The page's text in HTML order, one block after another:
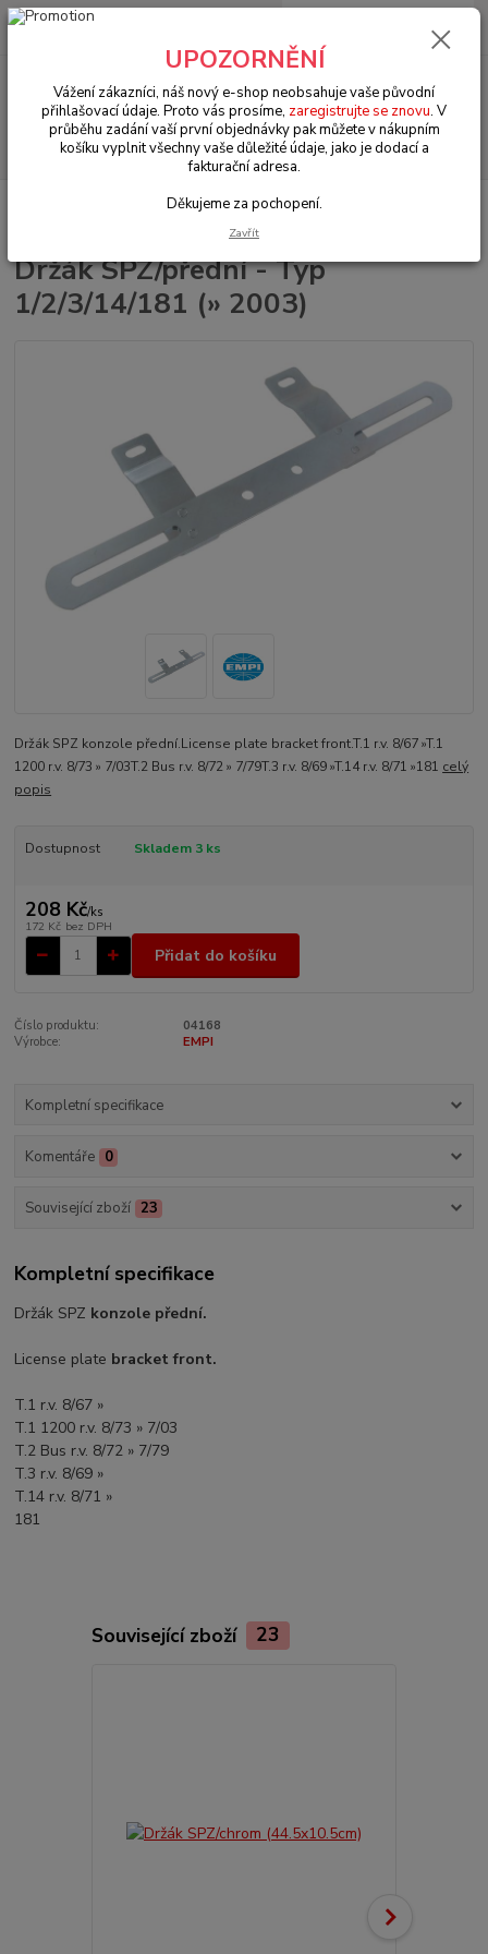
Menu
Hledat
+420 602 330 329
0 Kč
VW Brouk/Cabrio Typ 1 Exteriér (Exterior)
Držák SPZ/přední - Typ
1/2/3/14/181 (» 2003)
Držák SPZ konzole přední.License plate bracket front.T.1 r.v. 8/67 »T.1
1200 r.v. 8/73 » 7/03T.2 Bus r.v. 8/72 » 7/79T.3 r.v. 8/69 »T.14 r.v. 8/71 »181 celý
popis
Dostupnost Skladem 3 ks
208 Kč/ks
172 Kč bez DPH
Přidat do košíku
Číslo produktu:
04168
Výrobce:
EMPI
Kompletní specifikace
Komentáře 0
Související zboží 23
Kompletní specifikace
Držák SPZ konzole přední.
License plate bracket front.
T.1 r.v. 8/67 »
T.1 1200 r.v. 8/73 » 7/03
T.2 Bus r.v. 8/72 » 7/79
T.3 r.v. 8/69 »
T.14 r.v. 8/71 »
181
Související zboží 23
UPOZORNĚNÍ
Vážení zákazníci, náš nový e-shop neobsahuje vaše původní
přihlašovací údaje. Proto vás prosíme, zaregistrujte se znovu. V
průběhu zadání vaší první objednávky pak můžete v nákupním
košíku vyplnit všechny vaše důležité údaje, jako je dodací a
fakturační adresa.
Děkujeme za pochopení.
Zavřít